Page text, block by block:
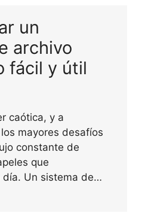
un
archivo
fácil y útil
caótica, y a
mayores desafíos
constante de
que
día. Un sistema de…